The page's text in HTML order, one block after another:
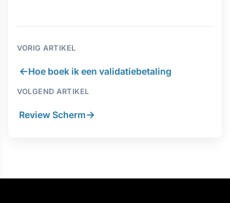
VORIG ARTIKEL
←Hoe boek ik een validatiebetaling
VOLGEND ARTIKEL
Review Scherm→